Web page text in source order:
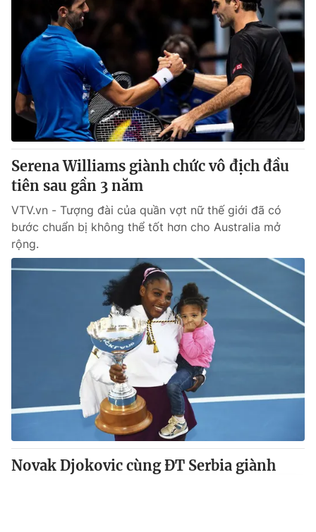
Serena Williams giành chức vô địch đầu
tiên sau gần 3 năm
VTV.vn - Tượng đài của quần vợt nữ thế giới đã có
bước chuẩn bị không thể tốt hơn cho Australia mở
rộng.
Novak Djokovic cùng ĐT Serbia giành